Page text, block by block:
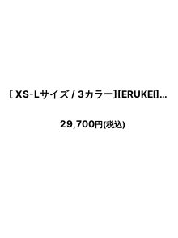
[ XS-Lサイズ / 3カラー][ERUKEI]金糸・プリント・オーガンジー・ボートネック・ノースリーブ・フレア・ロングドレス[薗田杏奈着用][送料無料]
29,700円(税込)